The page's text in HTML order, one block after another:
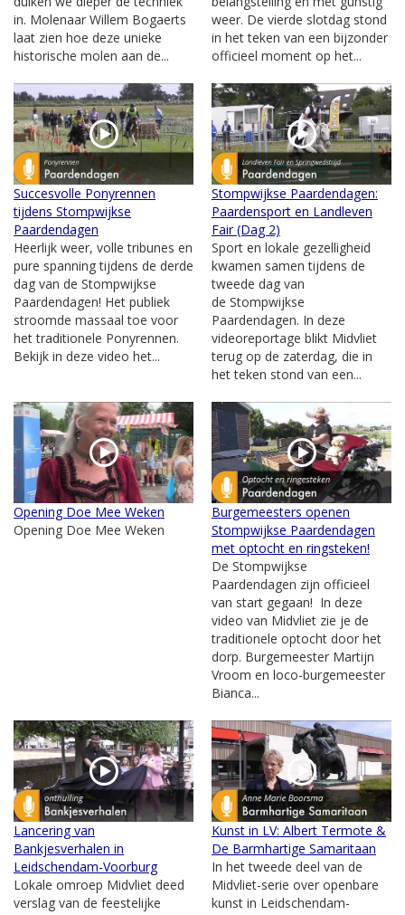
in. Molenaar Willem Bogaerts
laat zien hoe deze unieke
historische molen aan de...
weer. De vierde slotdag stond
in het teken van een bijzonder
officieel moment op het...
Succesvolle Ponyrennen
tijdens Stompwijkse
Paardendagen
Heerlijk weer, volle tribunes en
pure spanning tijdens de derde
dag van de Stompwijkse
Paardendagen! Het publiek
stroomde massaal toe voor
het traditionele Ponyrennen.
Bekijk in deze video het...
Stompwijkse Paardendagen:
Paardensport en Landleven
Fair (Dag 2)
Sport en lokale gezelligheid
kwamen samen tijdens de
tweede dag van
de Stompwijkse
Paardendagen. In deze
videoreportage blikt Midvliet
terug op de zaterdag, die in
het teken stond van een...
Opening Doe Mee Weken
Opening Doe Mee Weken
Burgemeesters openen
Stompwijkse Paardendagen
met optocht en ringsteken!
De Stompwijkse
Paardendagen zijn officieel
van start gegaan! In deze
video van Midvliet zie je de
traditionele optocht door het
dorp. Burgemeester Martijn
Vroom en loco-burgemeester
Bianca...
Lancering van
Bankjesverhalen in
Leidschendam-Voorburg
Lokale omroep Midvliet deed
verslag van de feestelijke
Kunst in LV: Albert Termote &
De Barmhartige Samaritaan
In het tweede deel van de
Midvliet-serie over openbare
kunst in Leidschendam-